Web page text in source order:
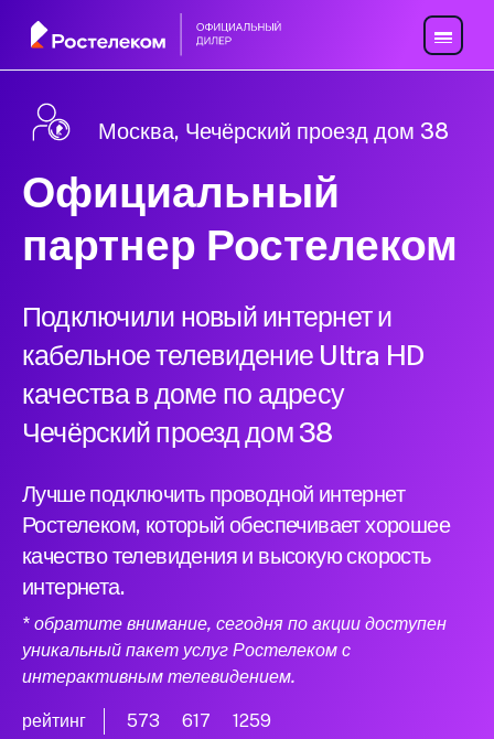
Москва, Чечёрский проезд дом 38
Официальный
партнер Ростелеком
Подключили новый интернет и
кабельное телевидение Ultra HD
качества в доме по адресу
Чечёрский проезд дом 38
Лучше подключить проводной интернет
Ростелеком, который обеспечивает хорошее
качество телевидения и высокую скорость
интернета.
* обратите внимание, сегодня по акции доступен
уникальный пакет услуг Ростелеком с
интерактивным телевидением.
рейтинг 573 617 1259